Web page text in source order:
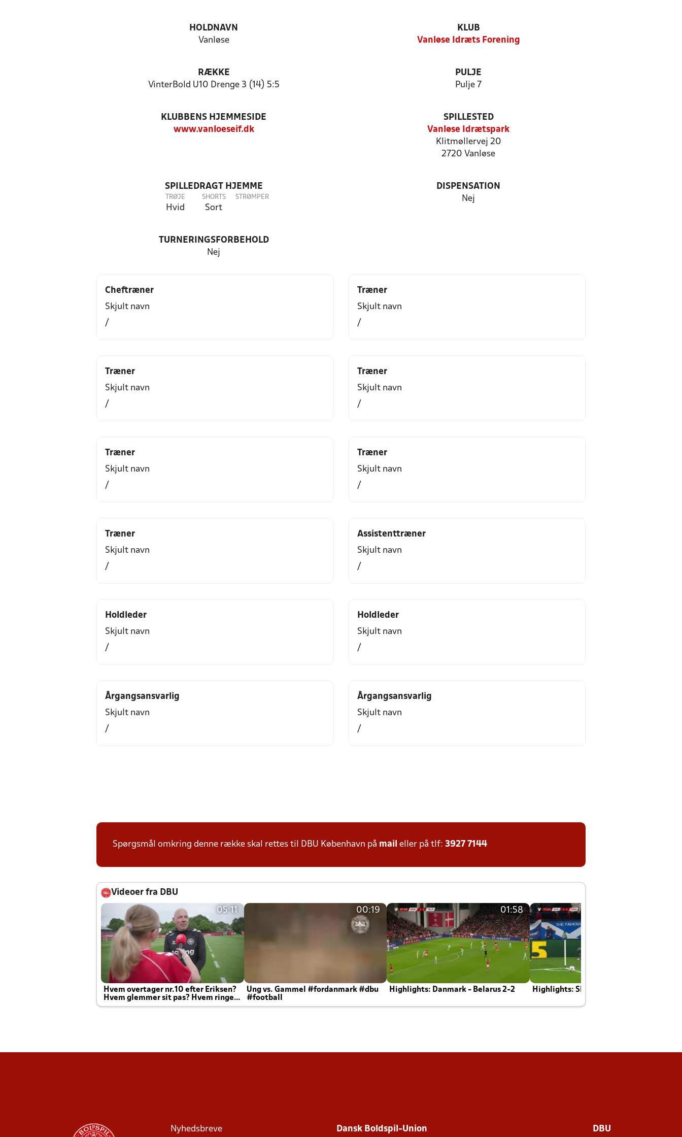
HOLDNAVN
Vanløse
KLUB
Vanløse Idræts Forening
RÆKKE
VinterBold U10 Drenge 3 (14) 5:5
PULJE
Pulje 7
KLUBBENS HJEMMESIDE
www.vanloeseif.dk
SPILLESTED
Vanløse Idrætspark
Klitmøllervej 20
2720 Vanløse
SPILLEDRAGT HJEMME
TRØJE
Hvid
SHORTS
Sort
STRØMPER
DISPENSATION
Nej
TURNERINGSFORBEHOLD
Nej
Cheftræner
Skjult navn
/
Træner
Skjult navn
/
Træner
Skjult navn
/
Træner
Skjult navn
/
Træner
Skjult navn
/
Træner
Skjult navn
/
Træner
Skjult navn
/
Assistenttræner
Skjult navn
/
Holdleder
Skjult navn
/
Holdleder
Skjult navn
/
Årgangsansvarlig
Skjult navn
/
Årgangsansvarlig
Skjult navn
/
Spørgsmål omkring denne række skal rettes til DBU København på mail eller på tlf: 3927 7144
Videoer fra DBU
05:11
Hvem overtager nr.10 efter Eriksen?
Hvem glemmer sit pas? Hvem ringer
Joachim altid til efter kampe?
00:19
Ung vs. Gammel #fordanmark #dbu
#football
01:58
Highlights: Danmark - Belarus 2-2 Highlights: Skotland - Danmark 4-2
Nyhedsbreve Dansk Boldspil-Union DBU